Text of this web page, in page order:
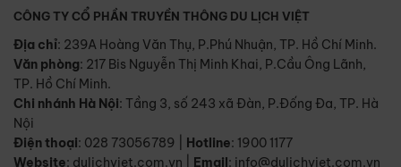
CÔNG TY CỔ PHẦN TRUYỀN THÔNG DU LỊCH VIỆT
Địa chỉ: 239A Hoàng Văn Thụ, P.Phú Nhuận, TP. Hồ Chí Minh.
Văn phòng: 217 Bis Nguyễn Thị Minh Khai, P.Cầu Ông Lãnh,
TP. Hồ Chí Minh.
Chi nhánh Hà Nội: Tầng 3, số 243 xã Đàn, P.Đống Đa, TP. Hà
Nội
Điện thoại: 028 73056789 Hotline: 1900 1177
Website: dulichviet.com.vn Email: info@dulichviet.com.vn